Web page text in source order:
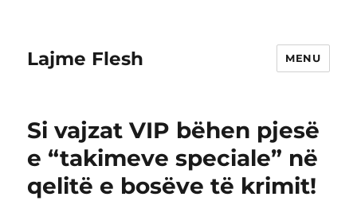
Lajme Flesh MENU
Si vajzat VIP bëhen pjesë
e “takimeve speciale” në
qelitë e bosëve të krimit!